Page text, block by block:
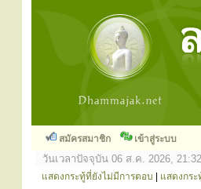
สมัครสมาชิก เข้าสู่ระบบ
วันเวลาปัจจุบัน 06 ส.ค. 2026,
แสดงกระทู้ที่ยังไม่มีการตอบ แสดงกร